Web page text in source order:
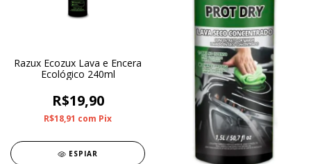
Razux Ecozux Lava e Encera
Ecológico 240ml
R$19,90
R$18,91 com Pix
ESPIAR